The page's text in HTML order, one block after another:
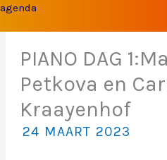
agenda
PIANO DAG
Petkova en
Kraayenhof
24 MAART 2023